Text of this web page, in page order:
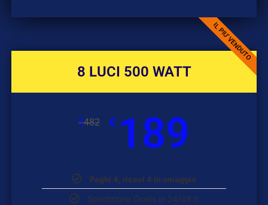
IL PIU' VENDUTO
8 LUCI 500 WATT
€482 € 189
Paghi 4, ricevi 4 in omaggio
Spedizione Gratis in 24/48 h